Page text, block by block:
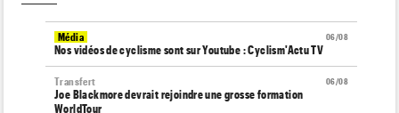
06/08
Média
Nos vidéos de cyclisme sont sur Youtube : Cyclism'Actu TV
06/08
Transfert
Joe Blackmore devrait rejoindre une grosse formation
WorldTour